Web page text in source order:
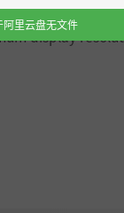
display
阿里云盘无文件